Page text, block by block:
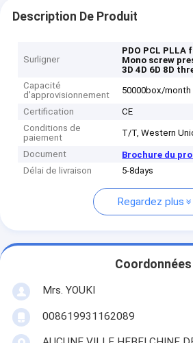
Description De Produit
Surligner
PDO PCL
Mono screw
3D 4D 6D 8D
Capacité
d'approvisionnement
50000box/month
Certification
CE
Conditions de
paiement
T/T, Western
Document
Brochure du
Délai de livraison
5-8days
Regardez plus
Coordonnées
Mrs. YOUKI
008619931162089